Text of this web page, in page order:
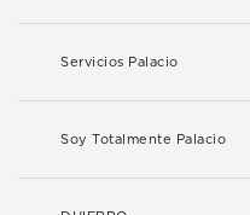
Servicios Palacio
Soy Totalmente Palacio